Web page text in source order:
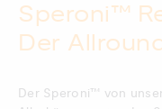
Speroni™
Der
Der Speroni™ von